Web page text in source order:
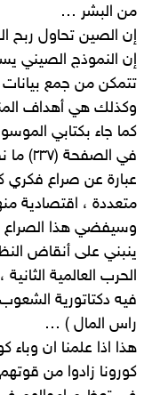
من البشر …
إن الصين تحاول ربح
إن النموذج الصيني
تتمكن من جمع
وكذلك هي أهداف
كما جاء بكتابي
في
عبارة عن صراع فكري
متعددة ، اقتصادية
وسيفضي هذا الصراع
ينبني على أنقاض
الحرب العالمية
فيه دكتاتورية
راس المال ) …
هذا اذا علمنا ان وباء
كورونا زادوا من